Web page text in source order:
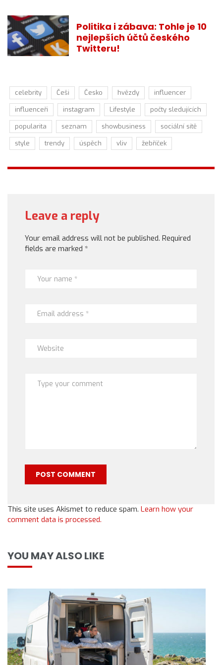
Politika i zábava: Tohle je 10
nejlepších účtů českého
Twitteru!
celebrity Češi Česko hvězdy
influencer
influenceři
instagram Lifestyle
počty sledujících
popularita
seznam showbusiness
sociální sítě
style
trendy úspěch vliv žebříček
Leave a reply
Your email address will not be published. Required
fields are marked *
This site uses Akismet to reduce spam. Learn how your
comment data is processed.
YOU MAY ALSO LIKE